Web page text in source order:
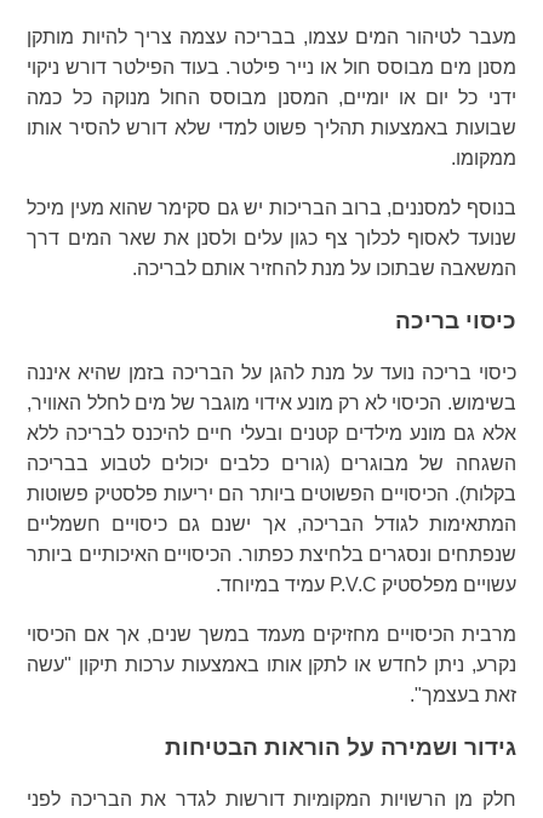
מעבר לטיהור המים עצמו, בבריכה עצמה צריך להיות מותקן
מסנן מים מבוסס חול או נייר פילטר. בעוד הפילטר דורש ניקוי
ידני כל יום או יומיים, המסנן מבוסס החול מנוקה כל כמה
שבועות באמצעות תהליך פשוט למדי שלא דורש להסיר אותו
ממקומו.
בנוסף למסננים, ברוב הבריכות יש גם סקימר שהוא מעין מיכל
שנועד לאסוף לכלוך צף כגון עלים ולסנן את שאר המים דרך
המשאבה שבתוכו על מנת להחזיר אותם לבריכה.
כיסוי בריכה
כיסוי בריכה נועד על מנת להגן על הבריכה בזמן שהיא איננה
בשימוש. הכיסוי לא רק מונע אידוי מוגבר של מים לחלל האוויר,
אלא גם מונע מילדים קטנים ובעלי חיים להיכנס לבריכה ללא
השגחה של מבוגרים (גורים כלבים יכולים לטבוע בבריכה
בקלות). הכיסויים הפשוטים ביותר הם יריעות פלסטיק פשוטות
המתאימות לגודל הבריכה, אך ישנם גם כיסויים חשמליים
שנפתחים ונסגרים בלחיצת כפתור. הכיסויים האיכותיים ביותר
עשויים מפלסטיק P.V.C עמיד במיוחד.
מרבית הכיסויים מחזיקים מעמד במשך שנים, אך אם הכיסוי
נקרע, ניתן לחדש או לתקן אותו באמצעות ערכות תיקון "עשה
זאת בעצמך".
גידור ושמירה על הוראות הבטיחות
חלק מן הרשויות המקומיות דורשות לגדר את הבריכה לפני